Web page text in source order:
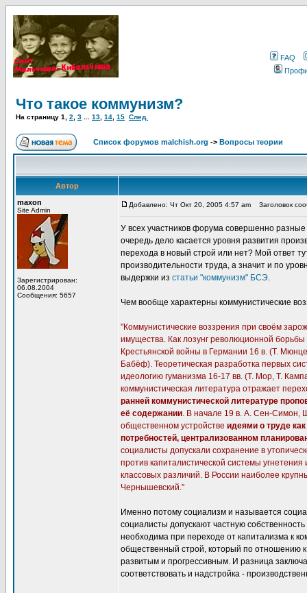
FAQ
Что такое коммунизм?
На страницу 1 2 3 13 14 15 След.
Список форумов malchish.org -> Вопросы теории
Автор
maxon
Site Admin
Зарегистрирован:
06.08.2004
Сообщения: 5657
Добавлено: Чт Окт 20, 2005 4:57 am Заголовок
У всех участников форума совершенно
очередь дело касается уровня развития
перехода в новый строй или нет? Мой ответ
производительности труда, а значит и по
выдержки из статьи "коммунизм" БСЭ.
Чем вообще характерны коммунистические
"Коммунистические воззрения при своём
имущества. Как лозунг революционной борьбы
Крестьянской войны в Германии 16 в. (Т.
Бабёф). Теоретическая разработка первых
идеологию гуманизма 16-17 вв. (Т. Мор, Т.
коммунистическая литература отражает
ранней коммунистической литературе
её содержании. В начале 19 в. А. Сен-Симон,
общественном устройстве идеями о труде
потребностей, централизованном
социалисты допускали сохранение в
против капиталистической системы
классовых различий. В России наиболее
Чернышевский."
Именно потому социализм и называется
социалисты допускают частную
необходима при переходе от капитализма к
общественный строй, который по отношению
развитым и прогрессивным. И разница
соответствовать и надстройка -